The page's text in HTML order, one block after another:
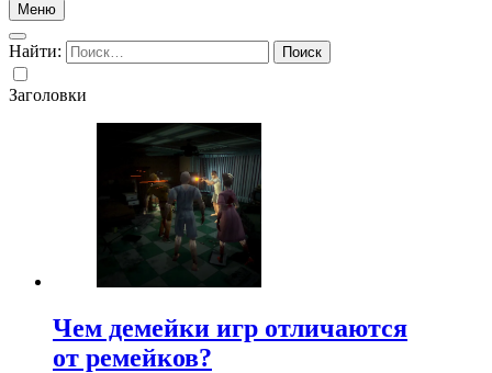
Меню
Найти:
Заголовки
Чем демейки игр отличаются
от ремейков?